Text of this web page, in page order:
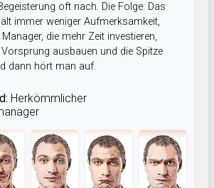
oft nach. Die Folge: Das
immer weniger Aufmerksamkeit,
die mehr Zeit investieren,
ausbauen und die Spitze
dann hört man auf.
Herkömmlicher